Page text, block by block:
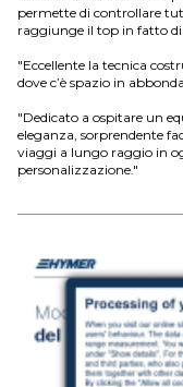
permette di controllare
raggiunge il top in fatto
"Eccellente la tecnica
dove c’è spazio in
"Dedicato a ospitare un
eleganza, sorprendente
viaggi a lungo raggio in
personalizzazione."